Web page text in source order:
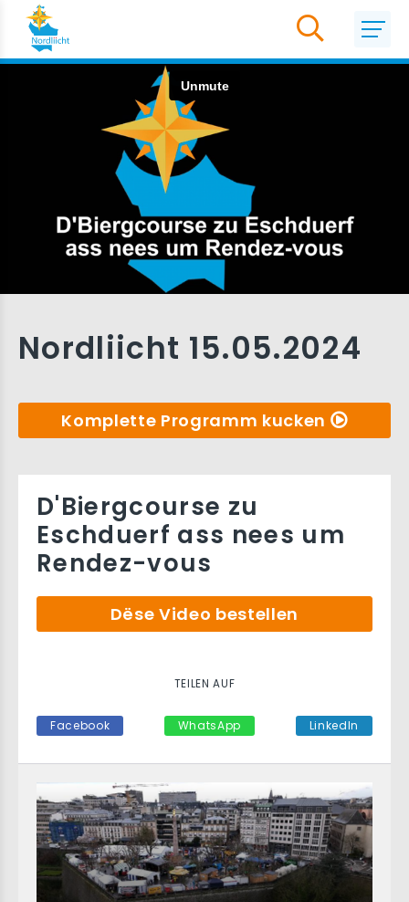
Nordliicht 15.05.2024
Komplette Programm kucken
D'Biergcourse zu
Eschduerf ass nees um
Rendez-vous
Dëse Video bestellen
TEILEN AUF
Facebook WhatsApp LinkedIn